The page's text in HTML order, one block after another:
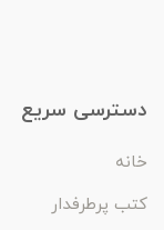
دسترسی سریع
خانه
کتب پرطرفدار